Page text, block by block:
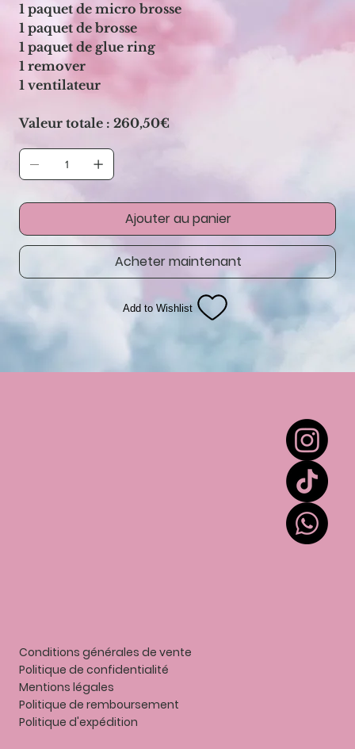
1 paquet de micro brosse
1 paquet de brosse
1 paquet de glue ring
1 remover
1 ventilateur
Valeur totale : 260,50€
Ajouter au panier
Acheter maintenant
Add to Wishlist
Conditions générales de vente
Politique de confidentialité
Mentions légales
Politique de remboursement
Politique d'expédition